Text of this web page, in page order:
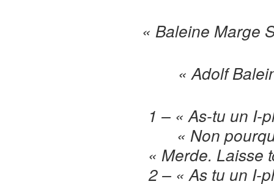
« Baleine Marge
« Adolf
1 – « As-tu un I-
« Non
« Merde. Laisse
2 – « As tu un I-